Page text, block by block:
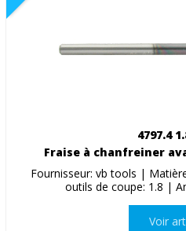
4797.4
Fraise à chanfreiner
Fournisseur: vb tools |
outils de coupe: 1.8 |
Voir